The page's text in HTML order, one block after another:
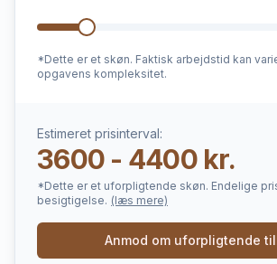
*Dette er et skøn. Faktisk arbejdstid kan
opgavens kompleksitet.
Estimeret prisinterval:
3600 - 4400 kr.
*Dette er et uforpligtende skøn. Endelige
besigtigelse. (læs mere)
Anmod om uforpligtende